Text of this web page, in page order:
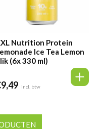
Nutrition Protein
Ice Tea Lemon
(6x 330 ml)
9,49 incl. btw